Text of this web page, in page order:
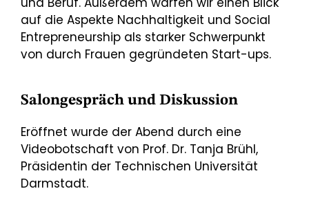
auf die Aspekte Nachhaltigkeit und Social
Entrepreneurship als starker Schwerpunkt
von durch Frauen gegründeten Start-ups.
Salongespräch und Diskussion
Eröffnet wurde der Abend durch eine
Videobotschaft von Prof. Dr. Tanja Brühl,
Präsidentin der Technischen Universität
Darmstadt.